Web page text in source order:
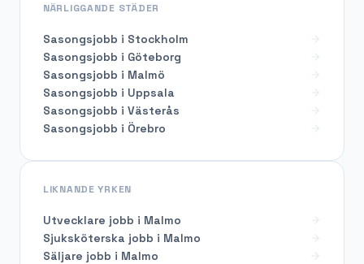
NÄRLIGGANDE STÄDER
Sasongsjobb i Stockholm
Sasongsjobb i Göteborg
Sasongsjobb i Malmö
Sasongsjobb i Uppsala
Sasongsjobb i Västerås
Sasongsjobb i Örebro
LIKNANDE YRKEN
Utvecklare jobb i Malmo
Sjuksköterska jobb i Malmo
Säljare jobb i Malmo